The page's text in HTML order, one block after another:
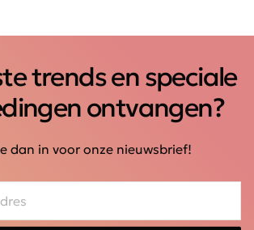
trends en speciale
ontvangen?
dan in voor onze nieuwsbrief!